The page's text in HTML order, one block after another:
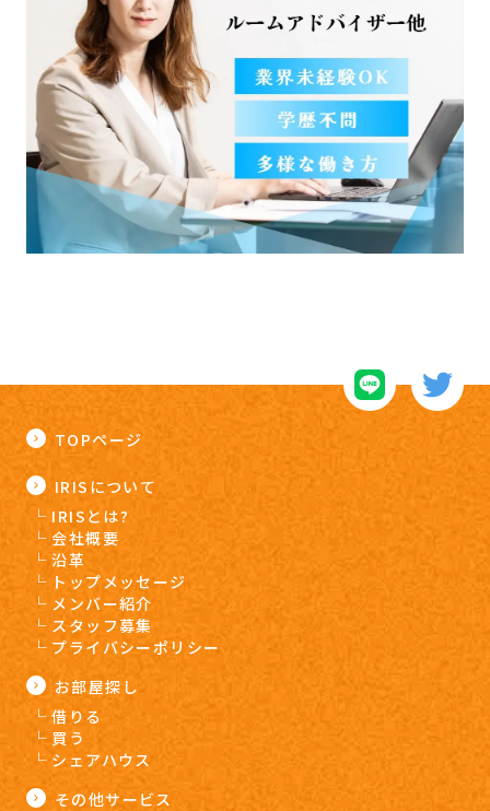
TOPページ
IRISについて
IRISとは?
会社概要
沿革
トップメッセージ
メンバー紹介
スタッフ募集
プライバシーポリシー
お部屋探し
借りる
買う
シェアハウス
その他サービス